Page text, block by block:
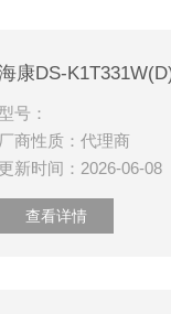
号：
厂商性质：代理商
更新时间：2026-06-08
查看详情